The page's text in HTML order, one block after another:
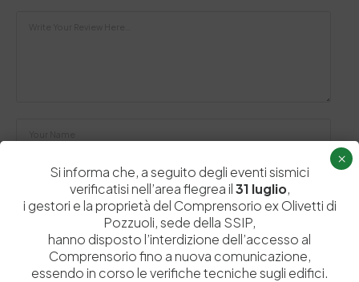
Salva il mio nome, email e sito web in questo browser per la
prossima volta che commento.
Si informa che, a seguito degli eventi sismici
verificatisi nell’area flegrea il31 luglio,
i gestori e la proprietà del Comprensorio ex Olivetti di
Pozzuoli, sede della SSIP,
hanno disposto l’interdizione dell’accesso al
Comprensorio fino a nuova comunicazione,
essendo in corso le verifiche tecniche sugli edifici.
×